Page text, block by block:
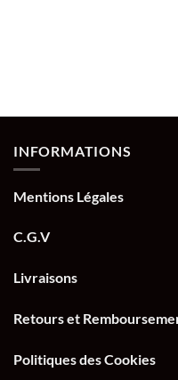
INFORMATIONS
Mentions Légales
C.G.V
Livraisons
Retours et
Politiques des Cookies